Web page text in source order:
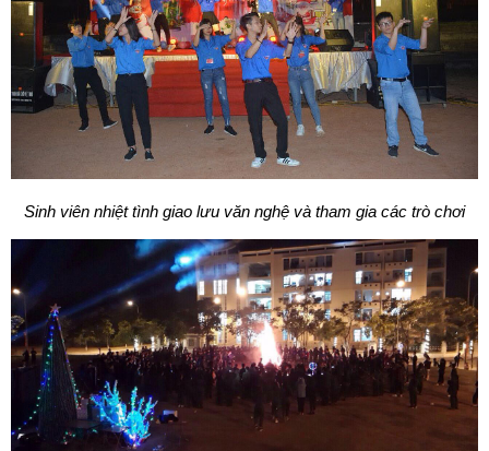
Sinh viên nhiệt tình giao lưu văn nghệ và tham gia các trò chơi